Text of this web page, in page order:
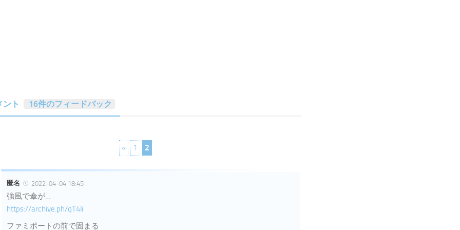
ント 16件のフィードバック
« 1 2
匿名 2022-04-04 18:45
強風で傘が…
https://archive.ph/qT4li
ファミポートの前で固まる